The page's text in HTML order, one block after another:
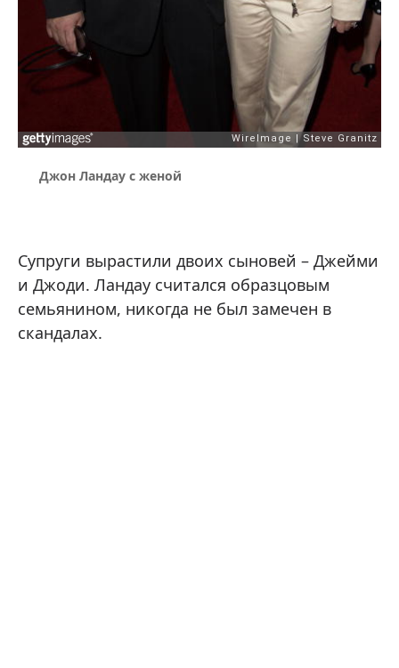
Джон Ландау с женой
Супруги вырастили двоих сыновей – Джейми
и Джоди. Ландау считался образцовым
семьянином, никогда не был замечен в
скандалах.